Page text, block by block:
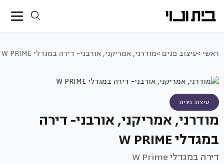
ראשי >עיצוב פנים >מודרני, אמריקני, אורבני- דירה במגדלי W PRIME
עיצוב פנים
מודרני, אמריקני, אורבני- דירה
במגדלי W PRIME
דירה במגדלי W Prime